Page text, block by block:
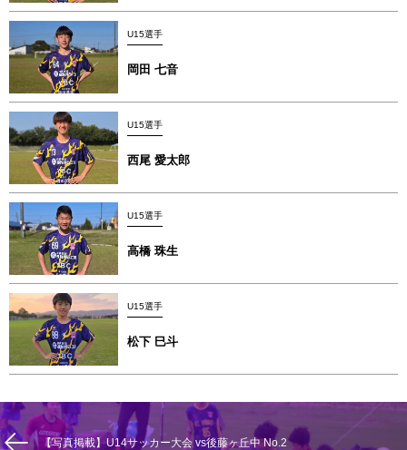
U15選手
岡田 七音
U15選手
西尾 愛太郎
U15選手
高橋 珠生
U15選手
松下 巳斗
【写真掲載】U14サッカー大会 vs後藤ヶ丘中 No.2